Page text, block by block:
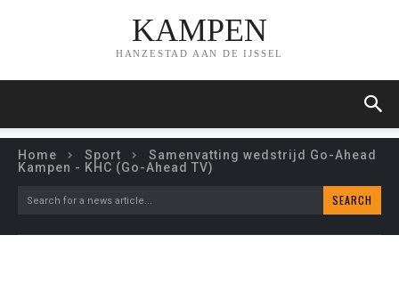
KAMPEN
HANZESTAD AAN DE IJSSEL
Home Sport
Samenvatting wedstrijd Go-Ahead
Kampen - KHC (Go-Ahead TV)
Search for a news article... SEARCH